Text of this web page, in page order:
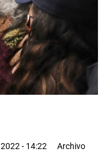
- 14:22 Archivo